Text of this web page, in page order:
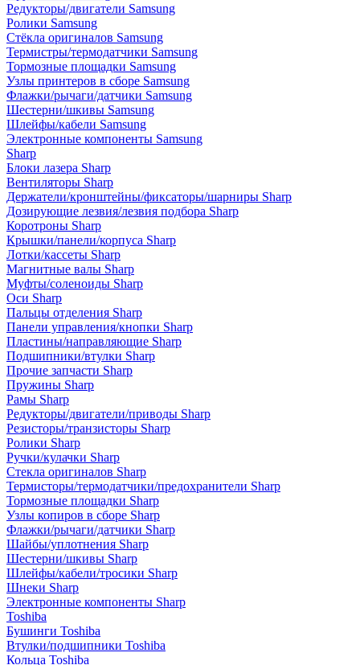
Редукторы/двигатели Samsung
Ролики Samsung
Стёкла оригиналов Samsung
Термистры/термодатчики Samsung
Тормозные площадки Samsung
Узлы принтеров в сборе Samsung
Флажки/рычаги/датчики Samsung
Шестерни/шкивы Samsung
Шлейфы/кабели Samsung
Электронные компоненты Samsung
Sharp
Блоки лазера Sharp
Вентиляторы Sharp
Держатели/кронштейны/фиксаторы/шарниры Sharp
Дозирующие лезвия/лезвия подбора Sharp
Коротроны Sharp
Крышки/панели/корпуса Sharp
Лотки/кассеты Sharp
Магнитные валы Sharp
Муфты/соленоиды Sharp
Оси Sharp
Пальцы отделения Sharp
Панели управления/кнопки Sharp
Пластины/направляющие Sharp
Подшипники/втулки Sharp
Прочие запчасти Sharp
Пружины Sharp
Рамы Sharp
Редукторы/двигатели/приводы Sharp
Резисторы/транзисторы Sharp
Ролики Sharp
Ручки/кулачки Sharp
Стекла оригиналов Sharp
Термисторы/термодатчики/предохранители Sharp
Тормозные площадки Sharp
Узлы копиров в сборе Sharp
Флажки/рычаги/датчики Sharp
Шайбы/уплотнения Sharp
Шестерни/шкивы Sharp
Шлейфы/кабели/тросики Sharp
Шнеки Sharp
Электронные компоненты Sharp
Toshiba
Бушинги Toshiba
Втулки/подшипники Toshiba
Кольца Toshiba